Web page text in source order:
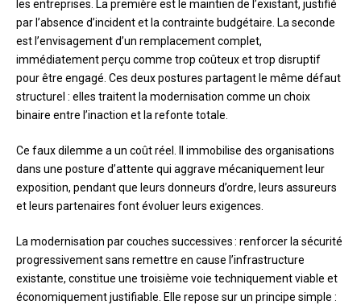
les entreprises. La première est le maintien de l’existant, justifié
par l’absence d’incident et la contrainte budgétaire. La seconde
est l’envisagement d’un remplacement complet,
immédiatement perçu comme trop coûteux et trop disruptif
pour être engagé. Ces deux postures partagent le même défaut
structurel : elles traitent la modernisation comme un choix
binaire entre l’inaction et la refonte totale.
Ce faux dilemme a un coût réel. Il immobilise des organisations
dans une posture d’attente qui aggrave mécaniquement leur
exposition, pendant que leurs donneurs d’ordre, leurs assureurs
et leurs partenaires font évoluer leurs exigences.
La modernisation par couches successives : renforcer la sécurité
progressivement sans remettre en cause l’infrastructure
existante, constitue une troisième voie techniquement viable et
économiquement justifiable. Elle repose sur un principe simple :